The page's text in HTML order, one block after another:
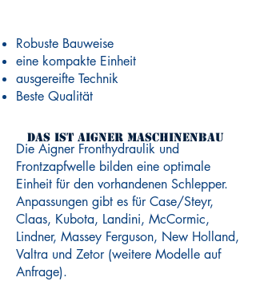
Robuste Bauweise
eine kompakte Einheit
ausgereifte Technik
Beste Qualität
Die Aigner Fronthydraulik und
Frontzapfwelle bilden eine optimale
Einheit für den vorhandenen Schlepper.
Anpassungen gibt es für Case/Steyr,
Claas, Kubota, Landini, McCormic,
Lindner, Massey Ferguson, New Holland,
Valtra und Zetor (weitere Modelle auf
Anfrage).
Das ist Aigner Maschinenbau